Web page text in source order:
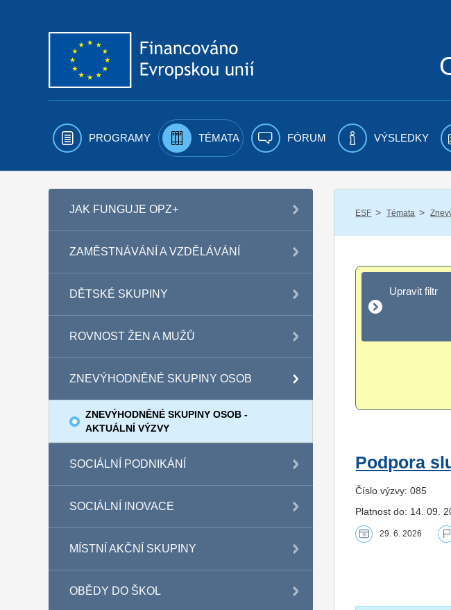
PROGRAMY TÉMATA FÓRUM VÝSLEDKY
JAK FUNGUJE OPZ+
ZAMĚSTNÁVÁNÍ A VZDĚLÁVÁNÍ
DĚTSKÉ SKUPINY
ROVNOST ŽEN A MUŽŮ
ZNEVÝHODNĚNÉ SKUPINY OSOB
ZNEVÝHODNĚNÉ SKUPINY OSOB -
AKTUÁLNÍ VÝZVY
SOCIÁLNÍ PODNIKÁNÍ
SOCIÁLNÍ INOVACE
MÍSTNÍ AKČNÍ SKUPINY
OBĚDY DO ŠKOL
ESF / Témata /
Upravit filtr
Upravit filtr
Podpora
Číslo výzvy: 085
Platnost do: 14. 09.
29. 6. 2026